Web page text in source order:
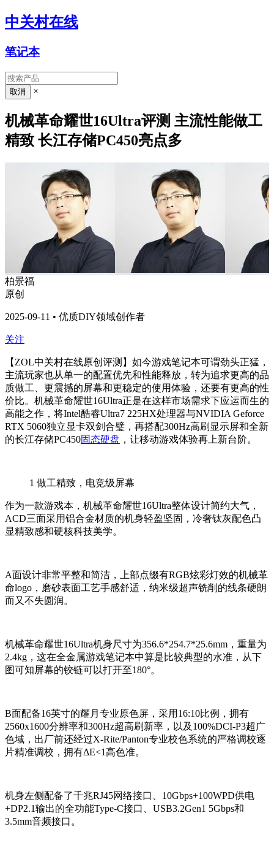
中关村在线
笔记本
×
机械革命耀世16Ultra评测 主流性能做工
精致 长江存储PC450亮点多
柏景福
原创
2025-09-11 • 优质DIY领域创作者
关注
【ZOL中关村在线原创评测】如今游戏笔记本可谓劲头正猛，
主流玩家也从单一的配置优先和性能释放，转为追求更高的品
质做工、更震撼的屏幕和更稳定的使用体验，还要有更高的性
价比。机械革命耀世16Ultra正是在这样市场需求下应运而生的
高能之作，将Intel酷睿Ultra7 225HX处理器与NVIDIA Geforce
RTX 5060独立显卡双剑合璧，再搭配300Hz高刷显示屏和全新
的长江存储PC450固态硬盘 ，让移动游戏体验再上新台阶。
1 做工精致，电竞级屏幕
作为一款游戏本，机械革命耀世16Ultra整体设计简约大气，
ACD三面采用铝合金材质的机身轻盈坚固，冷奢钛灰配色凸
显精致感和硬核科技美学。
A面设计非常平整和简洁，上部点缀有RGB炫彩灯效的机械革
命logo，磨砂表面工艺手感舒适，纳米级超声铣削的线条硬朗
而又不失圆润。
机械革命耀世16Ultra机身尺寸为356.6*254.7*25.6mm，重量为
2.4kg，这在全金属游戏笔记本中算是比较典型的水准，从下
图可知屏幕的铰链可以打开至180°。
B面配备16英寸的耀月专业原色屏，采用16:10比例，拥有
2560x1600分辨率和300Hz超高刷新率，以及100%DCI-P3超广
色域，出厂前还经过X-Rite/Panton专业校色系统的严格调校逐
片精准调校，拥有ΔE<1高色准。
机身左侧配备了千兆RJ45网络接口、10Gbps+100WPD供电
+DP2.1输出的全功能Type-C接口、USB3.2Gen1 5Gbps和
3.5mm音频接口。